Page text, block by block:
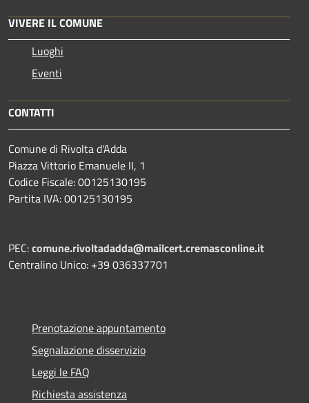
VIVERE IL COMUNE
Luoghi
Eventi
CONTATTI
Comune di Rivolta d'Adda
Piazza Vittorio Emanuele II, 1
Codice Fiscale: 00125130195
Partita IVA: 00125130195
PEC:comune.rivoltadadda@mailcert.cremasconline.it
Centralino Unico: +39 036337701
Prenotazione appuntamento
Segnalazione disservizio
Leggi le FAQ
Richiesta assistenza